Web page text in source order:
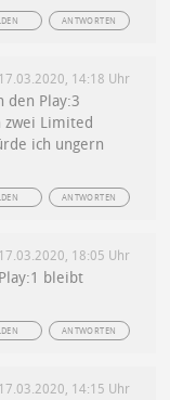
ANTWORTEN
17.03.2020, 14:18 Uhr
den Play:3
zwei Limited
ich ungern
ANTWORTEN
17.03.2020, 18:05 Uhr
bleibt
ANTWORTEN
17.03.2020, 14:15 Uhr